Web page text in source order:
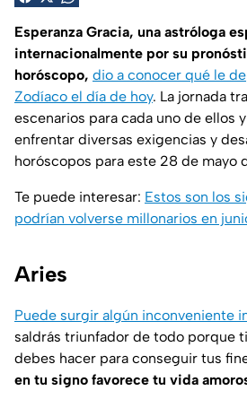
Esperanza Gracia, una astróloga
internacionalmente por su
horóscopo, dio a conocer qué le
Zodíaco el día de hoy. La jornada
escenarios para cada uno de ellos
enfrentar diversas exigencias y
horóscopos para este 28 de mayo
Te puede interesar: Estos son los
podrían volverse millonarios en
Aries
Puede surgir algún inconveniente
saldrás triunfador de todo porque
debes hacer para conseguir tus
en tu signo favorece tu vida